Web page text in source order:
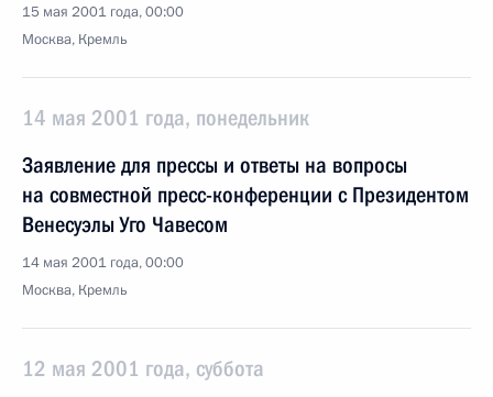
15 мая 2001 года, 00:00
Москва, Кремль
14 мая 2001 года, понедельник
Заявление для прессы и ответы на вопросы
на совместной пресс-конференции с Президентом
Венесуэлы Уго Чавесом
14 мая 2001 года, 00:00
Москва, Кремль
12 мая 2001 года, суббота